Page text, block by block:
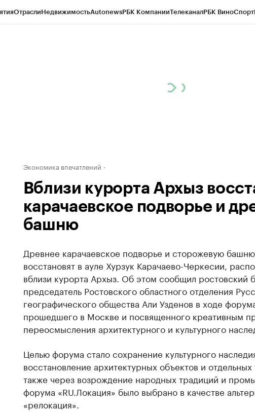
ОтраслиНедвижимостьAutonewsРБК КомпанииТелеканалРБК ВиноСпорт
Экономика впечатлений
Вблизи курорта Архыз
карачаевское подворье и
башню
Древнее карачаевское подворье и сторожевую
восстановят в ауле Хурзук Карачаево-Черкесии,
вблизи курорта Архыз. Об этом сообщил ростовский
председатель Ростовского областного отделения
географического общества Али Узденов в ходе
прошедшего в Москве и посвященного креативным
переосмысления архитектурного и культурного
Целью форума стало сохранение культурного
восстановление архитектурных объектов и
также через возрождение народных традиций и
форума «RU.Локация» было выбрано в качестве
«релокация».